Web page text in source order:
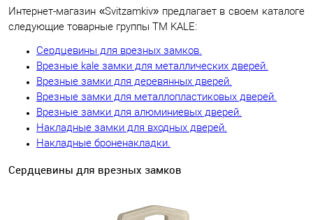
Интернет-магазин «Svitzamkiv» предлагает в своем каталоге
следующие товарные группы ТМ KALE:
Сердцевины для врезных замков.
Врезные kale замки для металлических дверей.
Врезные замки для деревянных дверей.
Врезные замки для металлопластиковых дверей.
Врезные замки для алюминиевых дверей.
Накладные замки для входных дверей.
Накладные броненакладки.
Сердцевины для врезных замков